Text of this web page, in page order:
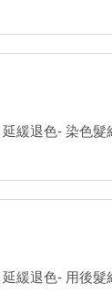
緩退色- 染色
緩退色- 用後